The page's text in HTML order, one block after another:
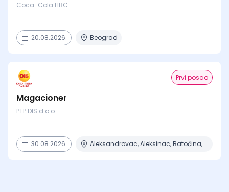
Coca-Cola HBC
20.08.2026. Beograd
Prvi posao
Magacioner
PTP DIS d.o.o.
30.08.2026. Aleksandrovac, Aleksinac, Batočina, Bela Crkva, Beograd + 7 mesta